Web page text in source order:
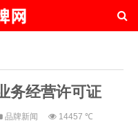
务经营许可证
品牌新闻 14457 ℃